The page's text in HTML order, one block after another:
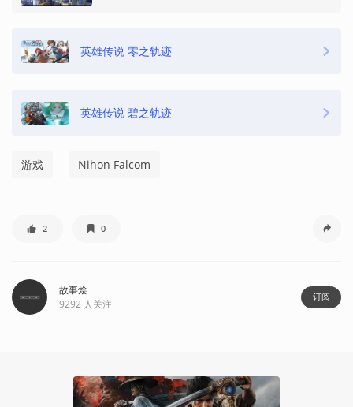
英雄传说 零之轨迹
英雄传说 碧之轨迹
游戏 Nihon Falcom
2 0
故事烩
9292 人关注
订阅